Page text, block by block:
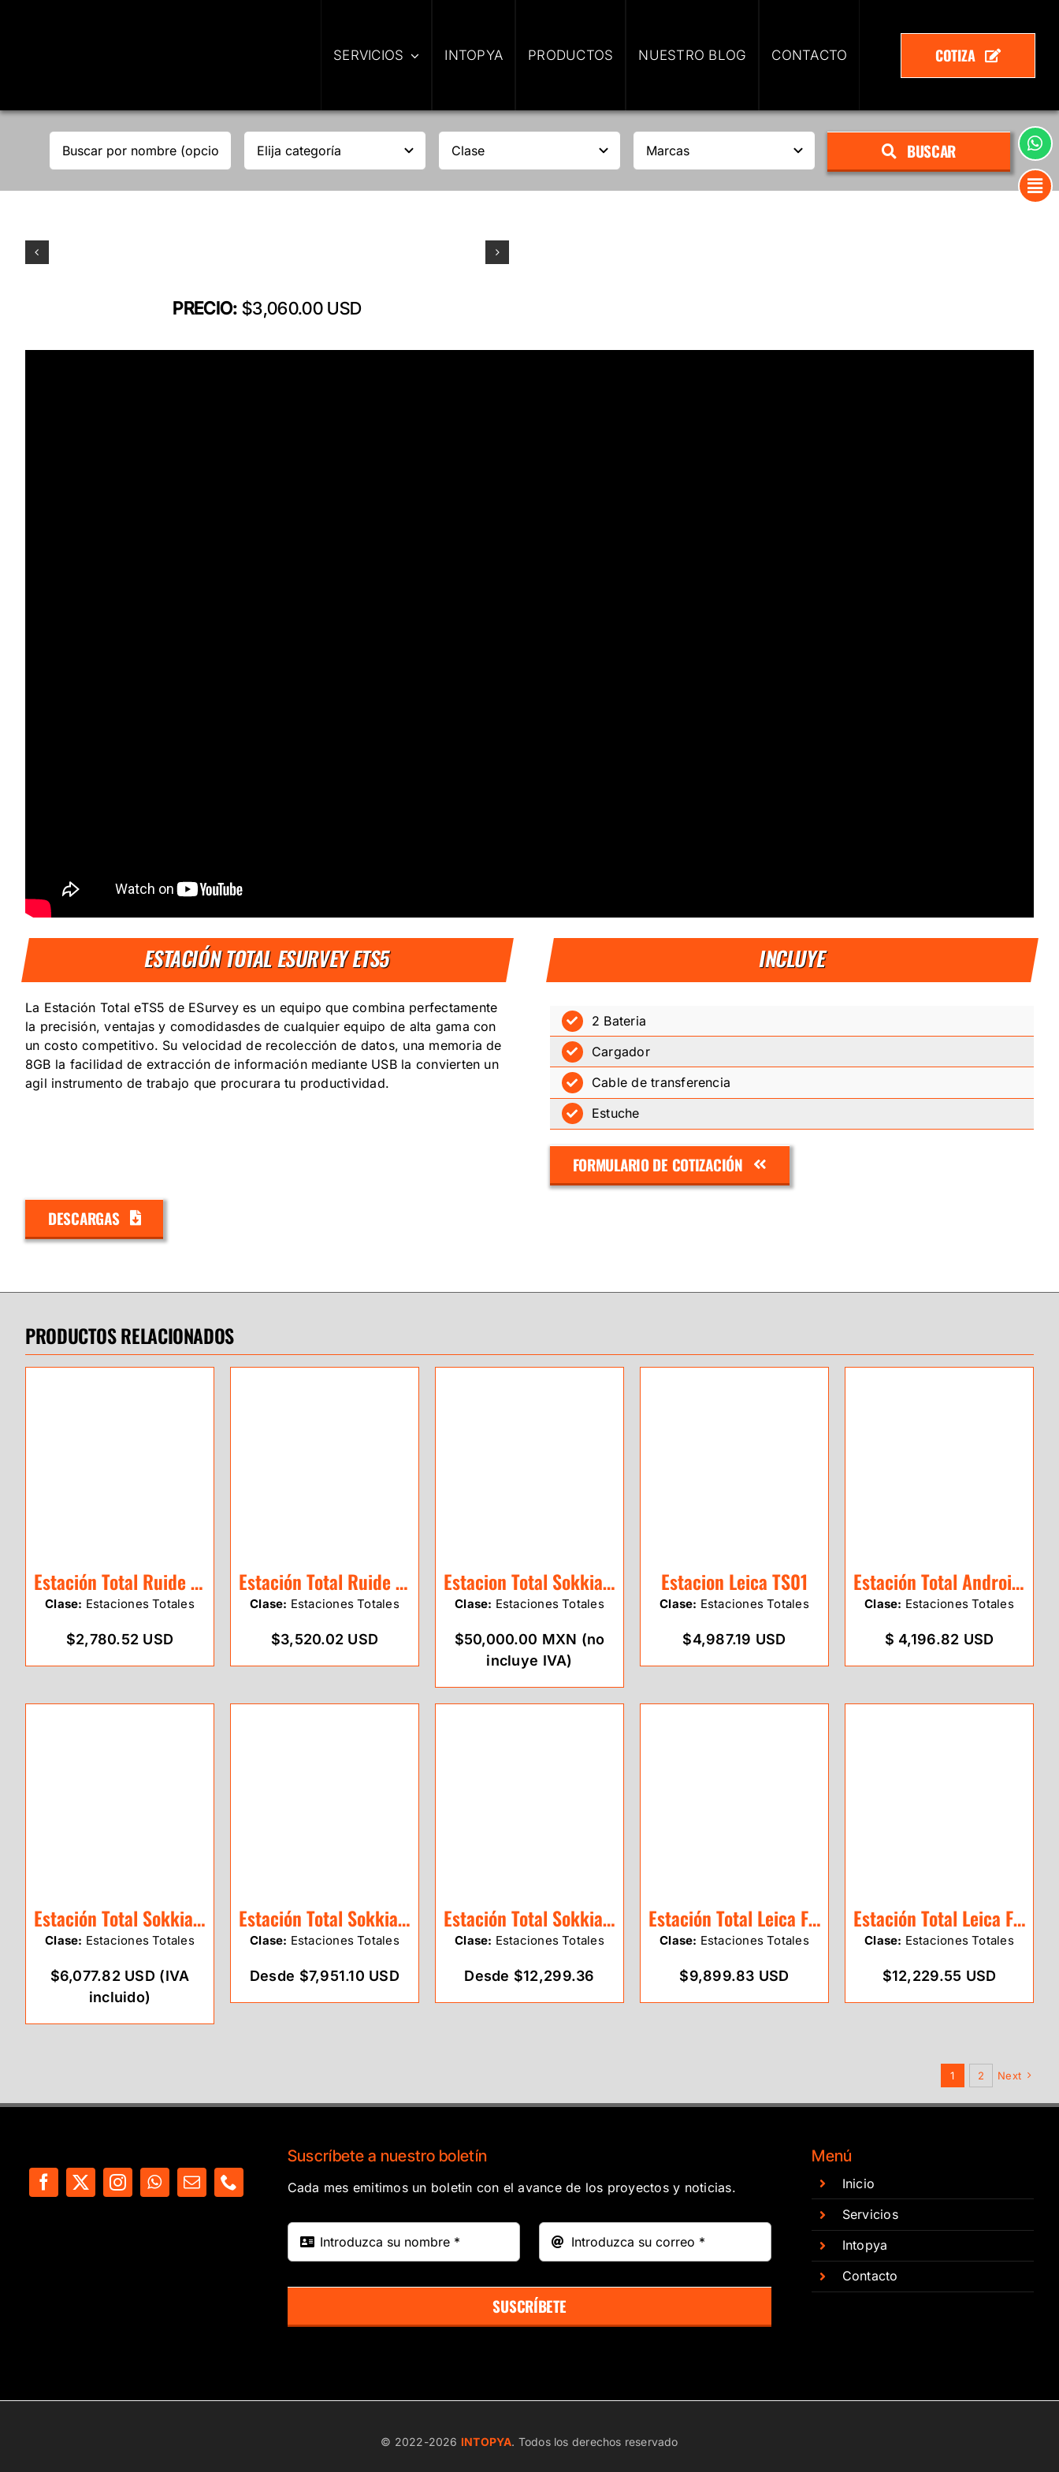
SERVICIOS INTOPYA PRODUCTOS NUESTRO BLOG CONTACTO COTIZA
BUSCAR
PRECIO: $3,060.00 USD
ESTACIÓN TOTAL ESURVEY ETS5 INCLUYE
La Estación Total eTS5 de ESurvey es un equipo que combina perfectamente
la precisión, ventajas y comodidasdes de cualquier equipo de alta gama con
un costo competitivo. Su velocidad de recolección de datos, una memoria de
8GB la facilidad de extracción de información mediante USB la convierten un
agil instrumento de trabajo que procurara tu productividad.
2 Bateria
Cargador
Cable de transferencia
Estuche
FORMULARIO DE COTIZACIÓN
DESCARGAS
PRODUCTOS RELACIONADOS
Estación Total Ruide RQS
Clase: Estaciones Totales
$2,780.52 USD
Estación Total Ruide RCS
Clase: Estaciones Totales
$3,520.02 USD
Estacion Total Sokkia SET 630RK3
Clase: Estaciones Totales
$50,000.00 MXN (no
incluye IVA)
Estacion Leica TS01
Clase: Estaciones Totales
$4,987.19 USD
Estación Total Android SLT12
Clase: Estaciones Totales
$ 4,196.82 USD
Estación Total Sokkia IM-52 BT
Clase: Estaciones Totales
$6,077.82 USD (IVA
incluido)
Estación Total Sokkia Serie IM-100
Clase: Estaciones Totales
Desde $7,951.10 USD
Estación Total Sokkia Serie FX-200 (NUEVO)
Clase: Estaciones Totales
Desde $12,299.36
Estación Total Leica Flexline TS03
Clase: Estaciones Totales
$9,899.83 USD
Estación Total Leica Flexline TS07
Clase: Estaciones Totales
$12,229.55 USD
1 2 Next
Suscríbete a nuestro boletín
Cada mes emitimos un boletin con el avance de los proyectos y noticias.
SUSCRÍBETE
Menú
Inicio
Servicios
Intopya
Contacto
© 2022-2026 INTOPYA. Todos los derechos reservado